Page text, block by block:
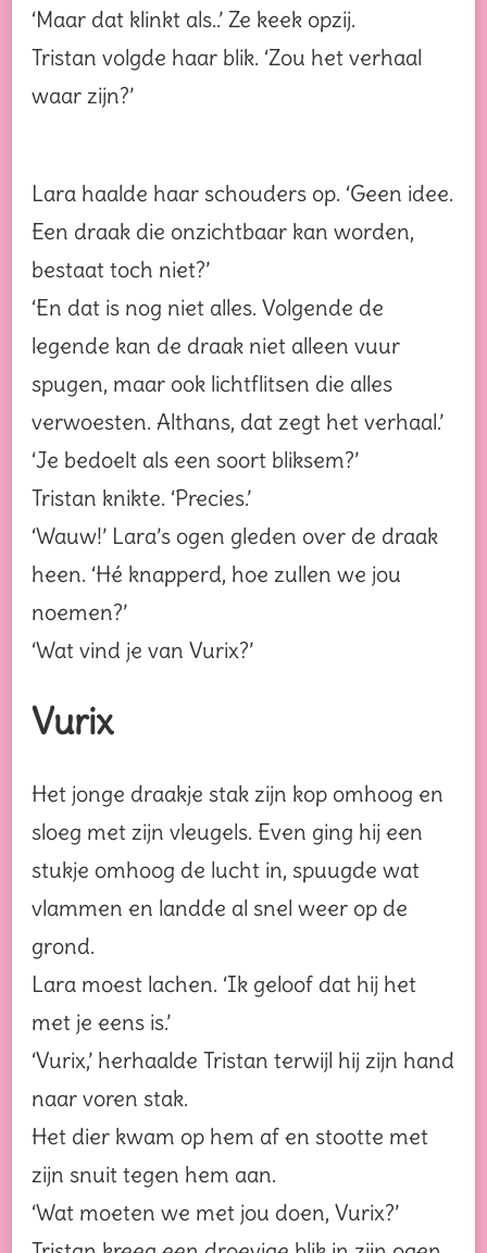
‘Maar dat klinkt als..’ Ze keek opzij.
Tristan volgde haar blik. ‘Zou het verhaal
waar zijn?’
Lara haalde haar schouders op. ‘Geen idee.
Een draak die onzichtbaar kan worden,
bestaat toch niet?’
‘En dat is nog niet alles. Volgende de
legende kan de draak niet alleen vuur
spugen, maar ook lichtflitsen die alles
verwoesten. Althans, dat zegt het verhaal.’
‘Je bedoelt als een soort bliksem?’
Tristan knikte. ‘Precies.’
‘Wauw!’ Lara’s ogen gleden over de draak
heen. ‘Hé knapperd, hoe zullen we jou
noemen?’
‘Wat vind je van Vurix?’
Vurix
Het jonge draakje stak zijn kop omhoog en
sloeg met zijn vleugels. Even ging hij een
stukje omhoog de lucht in, spuugde wat
vlammen en landde al snel weer op de
grond.
Lara moest lachen. ‘Ik geloof dat hij het
met je eens is.’
‘Vurix,’ herhaalde Tristan terwijl hij zijn hand
naar voren stak.
Het dier kwam op hem af en stootte met
zijn snuit tegen hem aan.
‘Wat moeten we met jou doen, Vurix?’